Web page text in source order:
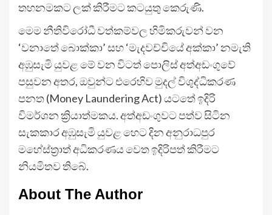
තහනමකට ලක් කිරීමට කටයුතු කෙරුණි.
මෙම නීතිවිරෝධී වත්කම්වල හිමිකරුවන් වන
‘වනාතේ බොක්කා’ සහ ‘මැදවච්චියේ අක්කා’ නමැති
අඹුසැමි යුවළ මේ වන විටත් පොලිස් අත්අඩංගුවේ
පසුවන අතර, ඔවුන්ට එරෙහිව මුදල් විශුද්ධිකරණ
පනත (Money Laundering Act) යටතේ ඉදිරි
විමර්ශන ක්‍රියාත්මකය. අත්අඩංගුවට පත්ව සිටින
සැකකාර අඹුසැමි යුවළ හෙට දින අනුරාධපුර
මහේස්ත්‍රාත් අධිකරණය වෙත ඉදිරිපත් කිරීමට
නියමිතව තිබේ.
About The Author